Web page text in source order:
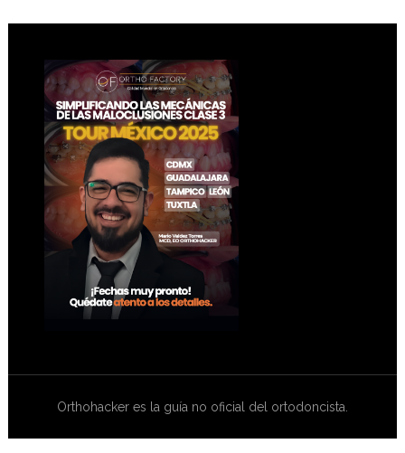
Footer
Orthohacker es la guía no oficial del ortodoncista.